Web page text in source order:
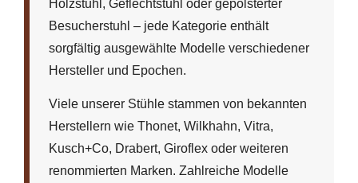
Holzstuhl, Geflechtstuhl oder gepolsterter
Besucherstuhl – jede Kategorie enthält
sorgfältig ausgewählte Modelle verschiedener
Hersteller und Epochen.
Viele unserer Stühle stammen von bekannten
Herstellern wie Thonet, Wilkhahn, Vitra,
Kusch+Co, Drabert, Giroflex oder weiteren
renommierten Marken. Zahlreiche Modelle